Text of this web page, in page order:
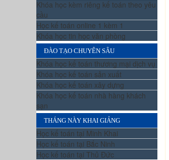
Khóa học kèm riêng kế toán theo yêu
cầu
Học kế toán online 1 kèm 1
Khóa học tin học văn phòng
ĐÀO TẠO CHUYÊN SÂU
Khóa học kế toán thương mại dịch vụ
Khóa học kế toán sản xuất
Khóa học kế toán xây dựng
Khóa học kế toán nhà hàng khách
sạn
THÁNG NÀY KHAI GIẢNG
Học kế toán tại Minh Khai
Học kế toán tại Bắc Ninh
Học kế toán tại Thủ Đức